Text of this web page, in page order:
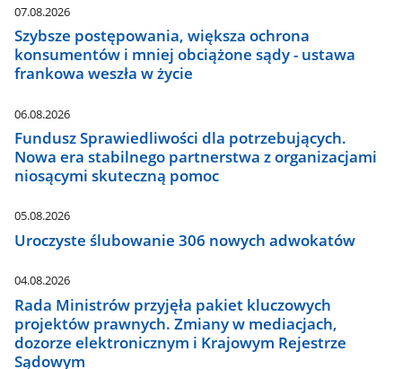
07.08.2026
Szybsze postępowania, większa ochrona
konsumentów i mniej obciążone sądy - ustawa
frankowa weszła w życie
06.08.2026
Fundusz Sprawiedliwości dla potrzebujących.
Nowa era stabilnego partnerstwa z organizacjami
niosącymi skuteczną pomoc
05.08.2026
Uroczyste ślubowanie 306 nowych adwokatów
04.08.2026
Rada Ministrów przyjęła pakiet kluczowych
projektów prawnych. Zmiany w mediacjach,
dozorze elektronicznym i Krajowym Rejestrze
Sądowym